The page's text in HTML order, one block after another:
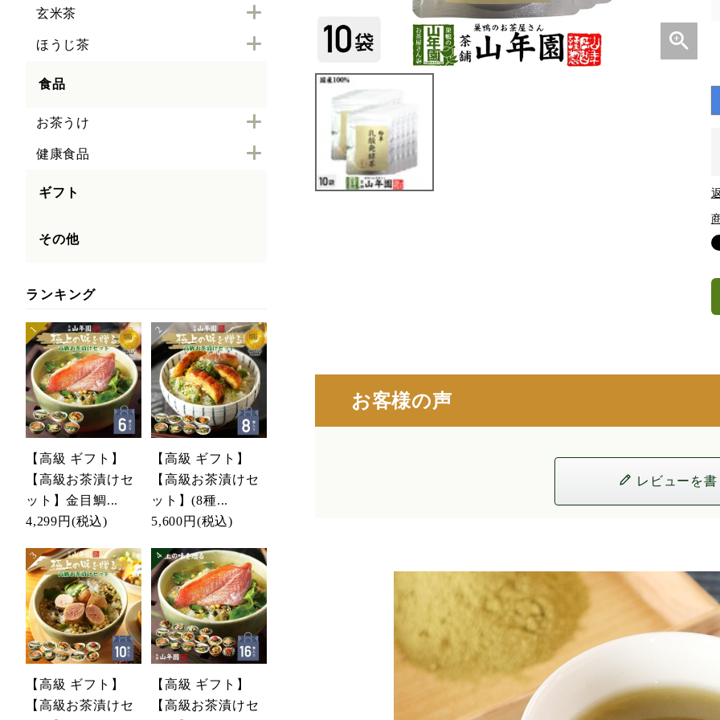
玄米茶
ほうじ茶
食品
お茶うけ
健康食品
ギフト
その他
ランキング
【高級 ギフト】
【高級お茶漬けセ
ット】金目鯛...
4,299円 (税込)
【高級 ギフト】
【高級お茶漬けセ
ット】(8種...
5,600円 (税込)
【高級 ギフト】
【高級お茶漬けセ
【高級 ギフト】
【高級お茶漬けセ
お客様の声
レビューを書